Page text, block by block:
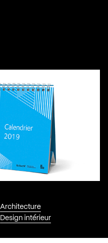
Architecture
Design intérieur